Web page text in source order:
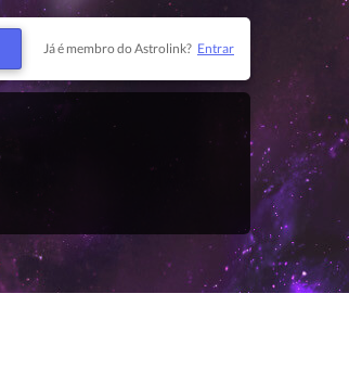
Já é membro do Astrolink? Entrar